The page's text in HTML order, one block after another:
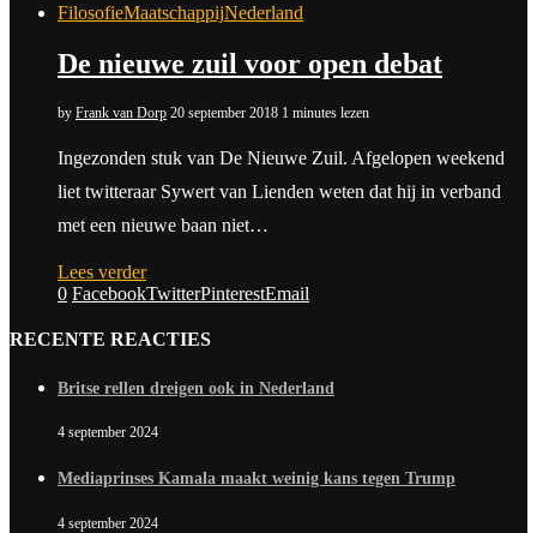
FilosofieMaatschappijNederland
De nieuwe zuil voor open debat
by Frank van Dorp 20 september 2018 1 minutes lezen
Ingezonden stuk van De Nieuwe Zuil. Afgelopen weekend
liet twitteraar Sywert van Lienden weten dat hij in verband
met een nieuwe baan niet…
Lees verder
0 FacebookTwitterPinterestEmail
RECENTE REACTIES
Britse rellen dreigen ook in Nederland
4 september 2024
Mediaprinses Kamala maakt weinig kans tegen Trump
4 september 2024